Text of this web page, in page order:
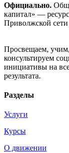
Официально.
капитал» —
Приволжской
Просвещаем,
консультируем
инициативы на
результата.
Разделы
Услуги
Курсы
О движении